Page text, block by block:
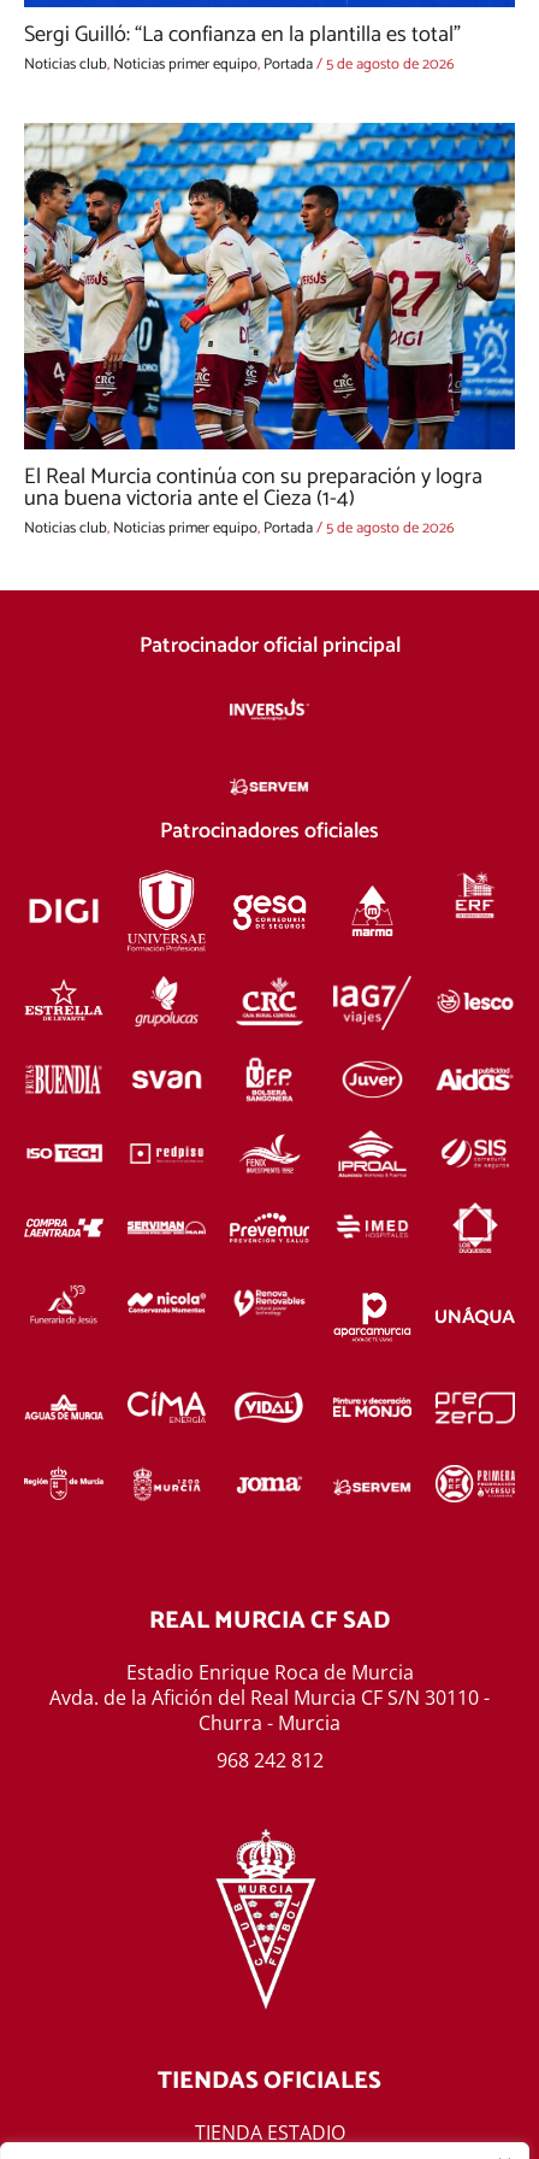
Sergi Guilló: “La confianza en la plantilla es total”
Noticias club,Noticias primer equipo,Portada/5 de agosto de 2026
El Real Murcia continúa con su preparación y logra
una buena victoria ante el Cieza (1-4)
Noticias club,Noticias primer equipo,Portada/5 de agosto de 2026
Patrocinador oficial principal
Patrocinadores oficiales
REAL MURCIA CF SAD
Estadio Enrique Roca de Murcia
Avda. de la Afición del Real Murcia CF S/N 30110 -
Churra - Murcia
968 242 812
TIENDAS OFICIALES
TIENDA ESTADIO